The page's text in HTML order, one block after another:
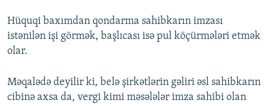
Hüquqi baxımdan qondarma sahibkarın imzası
istənilən işi görmək, başlıcası isə pul köçürmələri etmək
olar.
Məqalədə deyilir ki, belə şirkətlərin gəliri əsl sahibkarın
cibinə axsa da, vergi kimi məsələlər imza sahibi olan